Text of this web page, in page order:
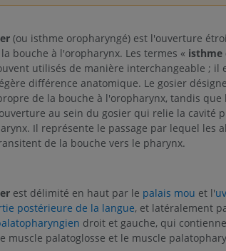
(ou isthme oropharyngé) est l'ouverture
bouche à l'oropharynx. Les termes « isthme
utilisés de manière interchangeable ; il
différence anatomique. Le gosier
de la bouche à l'oropharynx, tandis que
au sein du gosier qui relie la cavité
Il représente le passage par lequel les
de la bouche vers le pharynx.
est délimité en haut par le palais mou et l'
postérieure de la langue, et latéralement
droit et gauche, qui
muscle palatoglosse et le muscle